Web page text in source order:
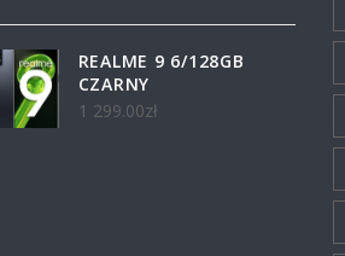
REALME 9 6/128GB
CZARNY
1 299.00zł